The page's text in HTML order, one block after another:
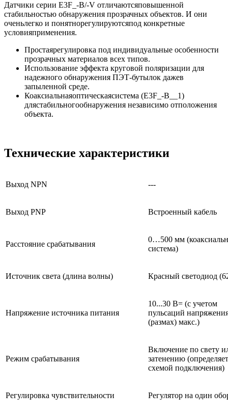
Датчики серии E3F_-B/-V отличаютсяповышенной
стабильностью обнаружения прозрачных объектов. И они
оченьлегко и понятнорегулируютсяпод конкретные
условияприменения.
Простаярегулировка под индивидуальные особенности
прозрачных материалов всех типов.
Использование эффекта круговой поляризации для
надежного обнаружения ПЭТ-бутылок дажев
запыленной среде.
Коаксиальнаяоптическаясистема (E3F_-B__1)
длястабильногообнаружения независимо отположения
объекта.
Технические характеристики
Выход NPN ---
Выход PNP Встроенный кабель
Расстояние срабатывания
0…500 мм
система)
Источник света (длина волны) Красный светодиод
Напряжение источника питания
10...30 В= (с учетом
пульсаций
(размах) макс.)
Режим срабатывания
Включение по свету
затенению
схемой подключения)
Регулировка чувствительности Регулятор на один